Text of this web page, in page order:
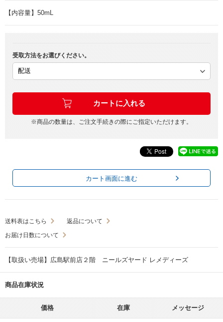
【内容量】50mL
受取方法をお選びください。
※商品の数量は、ご注文手続きの際にご指定いただけます。
カート画面に進む
送料表はこちら
返品について
お届け日数について
【取扱い売場】広島駅前店２階 ニールズヤード レメディーズ
商品在庫状況
価格 在庫 メッセージ